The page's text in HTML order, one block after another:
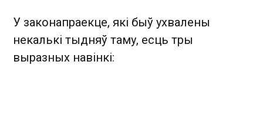
У законапраекце, які быў ухвалены
некалькі тыдняў таму, есць тры
выразных навінкі: